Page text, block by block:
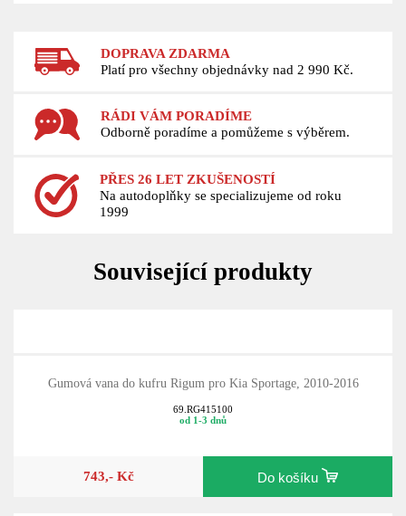
DOPRAVA ZDARMA
Platí pro všechny objednávky nad 2 990 Kč.
RÁDI VÁM PORADÍME
Odborně poradíme a pomůžeme s výběrem.
PŘES 26 LET ZKUŠENOSTÍ
Na autodoplňky se specializujeme od roku
1999
Související produkty
Gumová vana do kufru Rigum pro Kia Sportage, 2010-2016
69.RG415100
od 1-3 dnů
743,- Kč Do košíku